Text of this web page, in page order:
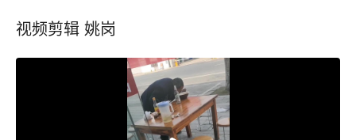
视频剪辑 姚岗